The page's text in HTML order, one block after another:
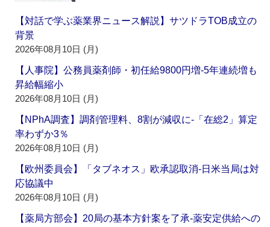
【対話で学ぶ薬業界ニュース解説】サツドラTOB成立の
背景
2026年08月10日 (月)
【人事院】公務員薬剤師・初任給9800円増‐5年連続増も
昇給幅縮小
2026年08月10日 (月)
【NPhA調査】調剤管理料、8割が減収に‐「在総2」算定
率わずか3％
2026年08月10日 (月)
【欧州委員会】「タブネオス」欧承認取消‐日米当局は対
応協議中
2026年08月10日 (月)
【薬局方部会】20局の基本方針案を了承‐薬安定供給への